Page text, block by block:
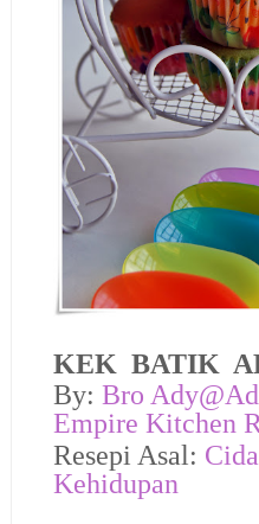
KEK BATIK
By: Bro Ady@
Empire Kitchen
Resepi Asal:
Kehidupan